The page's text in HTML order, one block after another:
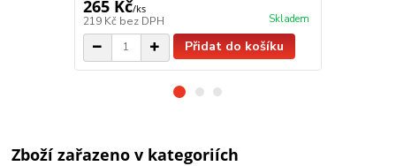
265 Kč/ks
219 Kč bez DPH Skladem
Přidat do košíku
Zboží zařazeno v kategoriích